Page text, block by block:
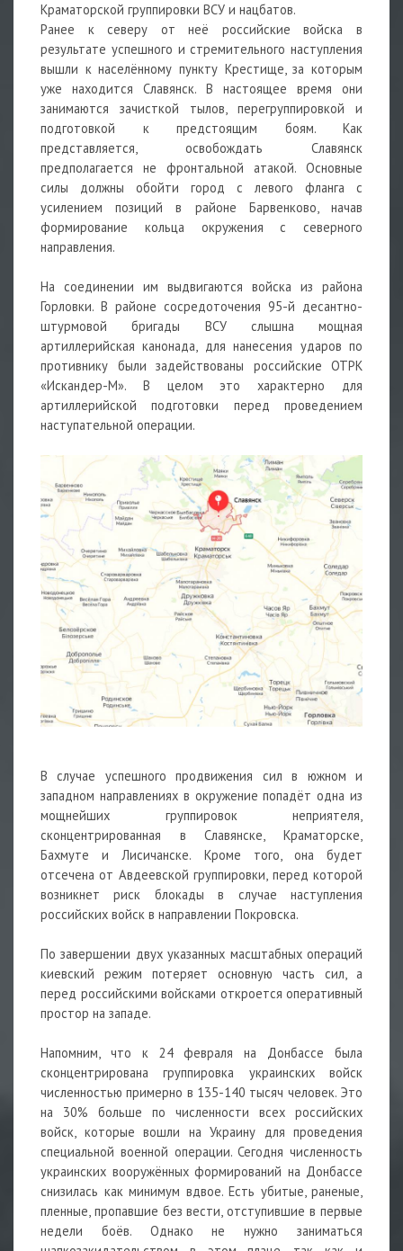
Краматорской группировки ВСУ и нацбатов.
Ранее к северу от неё российские войска в
результате успешного и стремительного наступления
вышли к населённому пункту Крестище, за которым
уже находится Славянск. В настоящее время они
занимаются зачисткой тылов, перегруппировкой и
подготовкой к предстоящим боям. Как
представляется, освобождать Славянск
предполагается не фронтальной атакой. Основные
силы должны обойти город с левого фланга с
усилением позиций в районе Барвенково, начав
формирование кольца окружения с северного
направления.
На соединении им выдвигаются войска из района
Горловки. В районе сосредоточения 95-й десантно-
штурмовой бригады ВСУ слышна мощная
артиллерийская канонада, для нанесения ударов по
противнику были задействованы российские ОТРК
«Искандер-М». В целом это характерно для
артиллерийской подготовки перед проведением
наступательной операции.
В случае успешного продвижения сил в южном и
западном направлениях в окружение попадёт одна из
мощнейших группировок неприятеля,
сконцентрированная в Славянске, Краматорске,
Бахмуте и Лисичанске. Кроме того, она будет
отсечена от Авдеевской группировки, перед которой
возникнет риск блокады в случае наступления
российских войск в направлении Покровска.
По завершении двух указанных масштабных операций
киевский режим потеряет основную часть сил, а
перед российскими войсками откроется оперативный
простор на западе.
Напомним, что к 24 февраля на Донбассе была
сконцентрирована группировка украинских войск
численностью примерно в 135-140 тысяч человек. Это
на 30% больше по численности всех российских
войск, которые вошли на Украину для проведения
специальной военной операции. Сегодня численность
украинских вооружённых формирований на Донбассе
снизилась как минимум вдвое. Есть убитые, раненые,
пленные, пропавшие без вести, отступившие в первые
недели боёв. Однако не нужно заниматься